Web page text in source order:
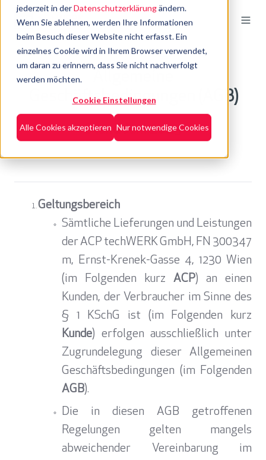
jederzeit in derDatenschutzerklärungändern.
Wenn Sie ablehnen, werden Ihre Informationen
beim Besuch dieser Website nicht erfasst. Ein
einzelnes Cookie wird in Ihrem Browser verwendet,
um daran zu erinnern, dass Sie nicht nachverfolgt
werden möchten.
Cookie Einstellungen
Alle Cookies akzeptieren Nur notwendige Cookies
Geschäftsbedingungen (AGB)
Stand Juni 2025
Geltungsbereich
Sämtliche Lieferungen und Leistungen
der ACP techWERK GmbH, FN 300347
m, Ernst-Krenek-Gasse 4, 1230 Wien
(im Folgenden kurz ACP) an einen
Kunden, der Verbraucher im Sinne des
§ 1 KSchG ist (im Folgenden kurz
Kunde) erfolgen ausschließlich unter
Zugrundelegung dieser Allgemeinen
Geschäftsbedingungen (im Folgenden
AGB).
Die in diesen AGB getroffenen
Regelungen gelten mangels
abweichender Vereinbarung im